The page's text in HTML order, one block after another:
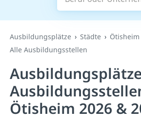
Ausbildungsplätze Städte
Ötisheim
Alle Ausbildungsstellen
Ötisheim 2026 &